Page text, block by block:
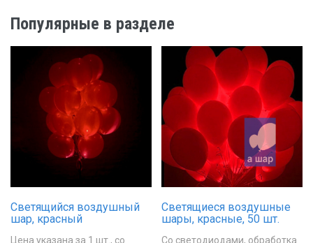
Популярные в разделе
Светящийся воздушный
шар, красный
Цена указана за 1 шт., со
Светящиеся воздушные
шары, красные, 50 шт.
Со светодиодами, обработка